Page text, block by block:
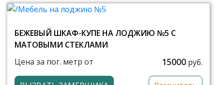
БЕЖЕВЫЙ ШКАФ-КУПЕ НА ЛОДЖИЮ №5 С
МАТОВЫМИ СТЕКЛАМИ
Цена за пог. метр от
15000 руб.